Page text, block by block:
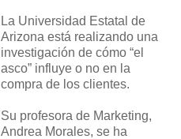
La Universidad Estatal de
Arizona está realizando una
investigación de cómo “el
asco” influye o no en la
compra de los clientes.
Su profesora de Marketing,
Andrea Morales, se ha